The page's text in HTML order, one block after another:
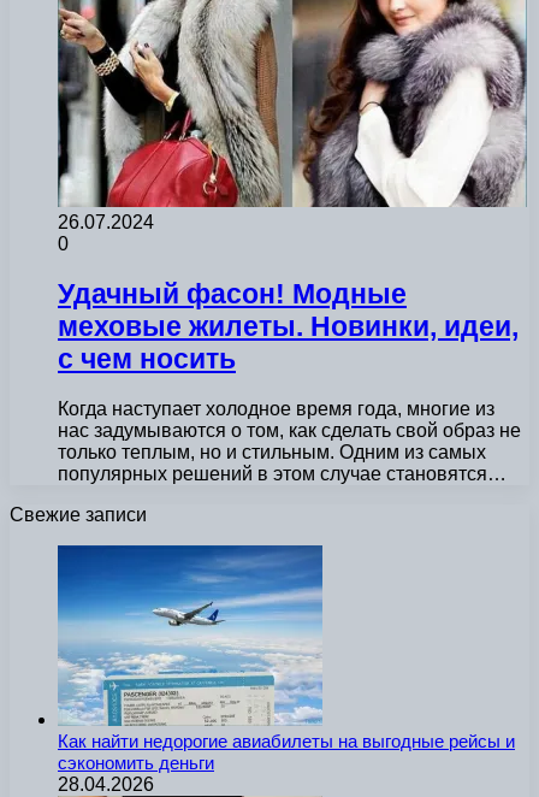
26.07.2024
0
Удачный фасон! Модные
меховые жилеты. Новинки, идеи,
с чем носить
Когда наступает холодное время года, многие из
нас задумываются о том, как сделать свой образ не
только теплым, но и стильным. Одним из самых
популярных решений в этом случае становятся…
Свежие записи
Как найти недорогие авиабилеты на выгодные рейсы и
сэкономить деньги
28.04.2026